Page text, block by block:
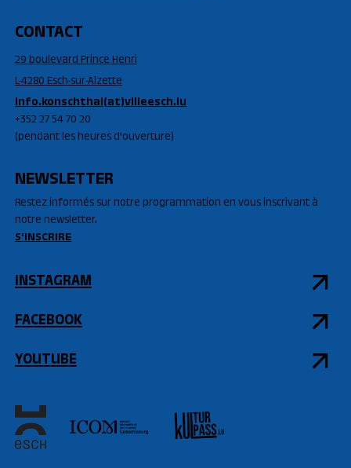
CONTACT
29 boulevard Prince Henri
L-4280 Esch-sur-Alzette
info.konschthal(at)villeesch.lu
+352 27 54 70 20
(pendant les heures d'ouverture)
NEWSLETTER
Restez informés sur notre programmation en vous inscrivant à
notre newsletter.
S'INSCRIRE
INSTAGRAM
FACEBOOK
YOUTUBE